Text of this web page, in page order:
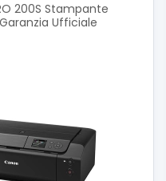
da 254 mm a 990,6 mm)
200S Stampante
Ufficiale